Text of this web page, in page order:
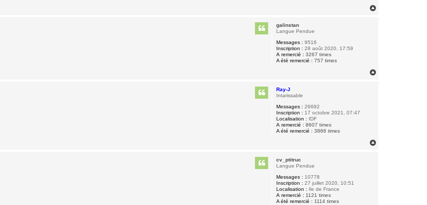
galinstan
Langue Pendue
Messages : 9516
Inscription : 28 août 2020, 17:59
A remercié : 3267 times
A été remercié : 757 times
Ray-J
Intarissable
Messages : 26692
Inscription : 17 octobre 2021, 07:47
Localisation : IDF
A remercié : 8607 times
A été remercié : 3866 times
cv_ptitruc
Langue Pendue
Messages : 10778
Inscription : 27 juillet 2020, 10:51
Localisation : Ile de France
A remercié : 1121 times
A été remercié : 1114 times